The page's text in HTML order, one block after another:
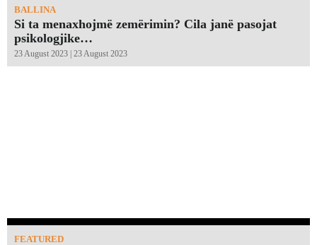
BALLINA
Si ta menaxhojmë zemërimin? Cila janë pasojat
psikologjike…
23 August 2023 | 23 August 2023
FEATURED